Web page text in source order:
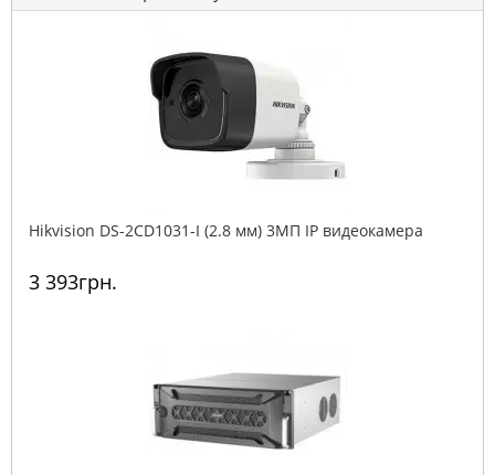
Hikvision DS-2CD1031-I (2.8 мм) 3МП IP видеокамера
3 393грн.